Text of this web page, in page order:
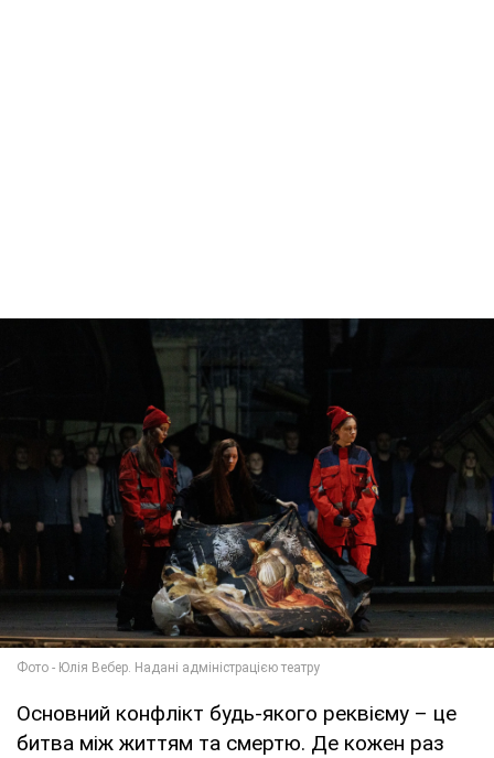
Основний конфлікт будь-якого реквієму – це
битва між життям та смертю. Де кожен раз